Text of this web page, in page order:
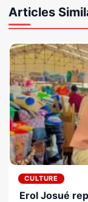
Articles
CULTURE
Erol Josué